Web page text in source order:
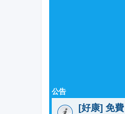
公告
[好康] 免